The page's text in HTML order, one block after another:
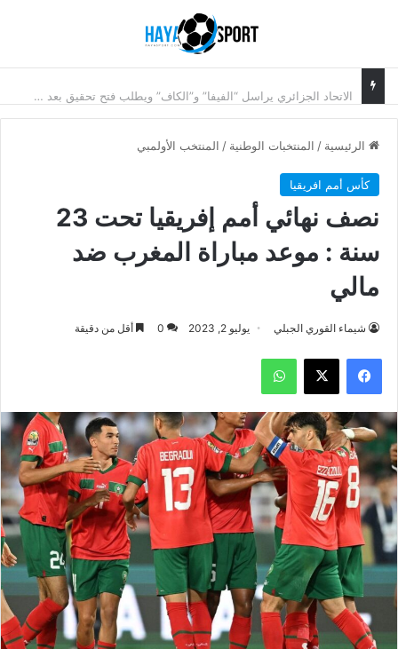
الرئيسية / المنتخبات الوطنية / المنتخب الأولمبي
كأس أمم افريقيا
نصف نهائي أمم إفريقيا تحت 23
سنة : موعد مباراة المغرب ضد
مالي
شيماء القوري الجبلي يوليو 2, 2023 0 أقل من دقيقة
فيسبوك ‫X واتساب